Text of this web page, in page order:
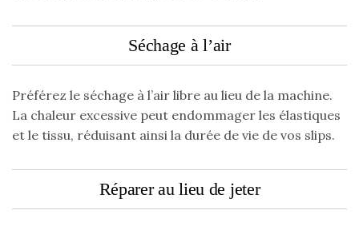
Séchage à l’air
Préférez le séchage à l’air libre au lieu de la machine.
La chaleur excessive peut endommager les élastiques
et le tissu, réduisant ainsi la durée de vie de vos slips.
Réparer au lieu de jeter